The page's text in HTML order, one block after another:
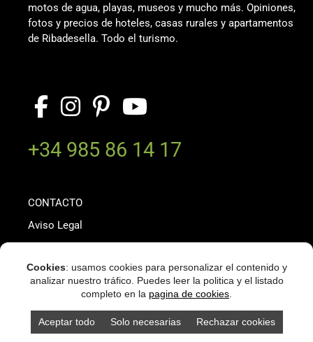
motos de agua, playas, museos y mucho más. Opiniones,
fotos y precios de hoteles, casas rurales y apartamentos
de Ribadesella. Todo el turismo.
+34 985 86 14 17
CONTACTO
Aviso Legal
Política de cookies
Copyright © 2026 ·ribadesella.com·WordPress·
Cookies: usamos cookies para personalizar el contenido y
analizar nuestro tráfico. Puedes leer la politica y el listado
completo en la pagina de cookies
Aceptar todo Solo necesarias Rechazar cookies